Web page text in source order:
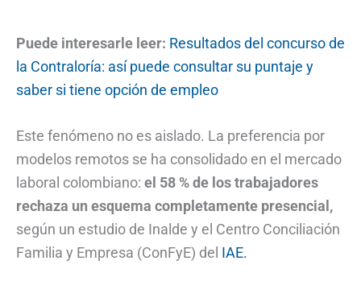
Puede interesarle leer: Resultados del concurso de
la Contraloría: así puede consultar su puntaje y
saber si tiene opción de empleo
Este fenómeno no es aislado. La preferencia por
modelos remotos se ha consolidado en el mercado
laboral colombiano: el 58 % de los trabajadores
rechaza un esquema completamente presencial,
según un estudio de Inalde y el Centro Conciliación
Familia y Empresa (ConFyE) del IAE.